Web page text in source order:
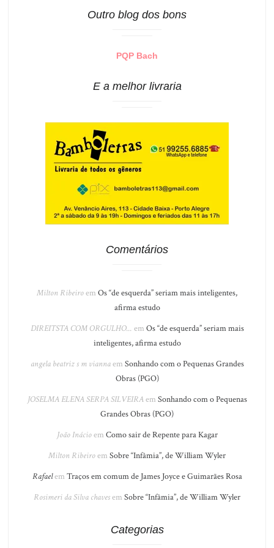
Outro blog dos bons
PQP Bach
E a melhor livraria
Comentários
Milton Ribeiroem Os “de esquerda” seriam mais inteligentes,
afirma estudo
DIREITSTA COM ORGULHO... em Os “de esquerda” seriam mais
inteligentes, afirma estudo
angela beatriz s m viannaem Sonhando com o Pequenas Grandes
Obras (PGO)
JOSELMA ELENA SERPA SILVEIRAem Sonhando com o Pequenas
Grandes Obras (PGO)
João Inácioem Como sair de Repente para Kagar
Milton Ribeiroem Sobre “Infâmia”, de William Wyler
Rafaelem Traços em comum de James Joyce e Guimarães Rosa
Rosimeri da Silva chavesem Sobre “Infâmia”, de William Wyler
Categorias